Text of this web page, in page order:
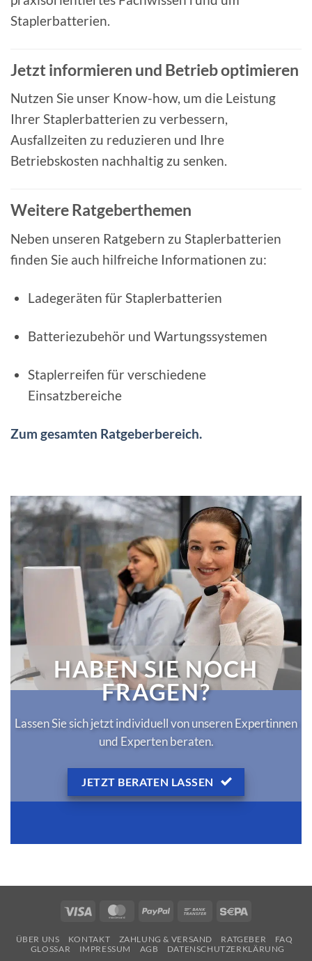
Staplerbatterien.
Jetzt informieren und Betrieb optimieren
Nutzen Sie unser Know-how, um die Leistung
Ihrer Staplerbatterien zu verbessern,
Ausfallzeiten zu reduzieren und Ihre
Betriebskosten nachhaltig zu senken.
Weitere Ratgeberthemen
Neben unseren Ratgebern zu Staplerbatterien
finden Sie auch hilfreiche Informationen zu:
Ladegeräten für Staplerbatterien
Batteriezubehör und Wartungssystemen
Staplerreifen für verschiedene
Einsatzbereiche
Zum gesamten Ratgeberbereich.
HABEN SIE NOCH
FRAGEN?
Lassen Sie sich jetzt individuell von unseren Expertinnen
und Experten beraten.
JETZT BERATEN LASSEN
Visa MasterCardPayPal
Bank
ÜBER UNS KONTAKT ZAHLUNG & VERSAND RATGEBER
FAQ
GLOSSAR
IMPRESSUM AGB DATENSCHUTZERKLÄRUNG